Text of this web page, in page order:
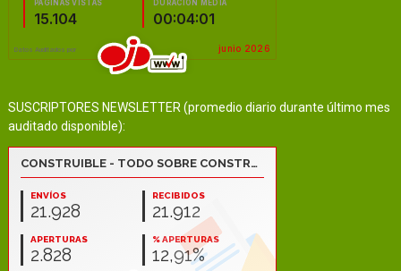
SUSCRIPTORES NEWSLETTER (promedio diario durante último mes
auditado disponible):